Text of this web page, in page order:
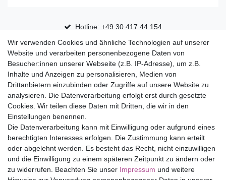
Hotline: +49 30 417 44 154
30 Tage Rückgaberecht
Versandfrei ab 75 € in Deutschland
Top Marken
Eduplay
Folia Bringmann
Shop
Mein Konto
Service
Wir verwenden Cookies und ähnliche Technologien auf unserer
Website und verarbeiten personenbezogene Daten von
Besucher:innen unserer Webseite (z.B. IP-Adresse), um z.B.
Inhalte und Anzeigen zu personalisieren, Medien von
Drittanbietern einzubinden oder Zugriffe auf unsere Website zu
analysieren. Die Datenverarbeitung erfolgt erst durch gesetzte
Cookies. Wir teilen diese Daten mit Dritten, die wir in den
Einstellungen benennen.
Die Datenverarbeitung kann mit Einwilligung oder aufgrund eines
berechtigten Interesses erfolgen. Die Zustimmung kann erteilt
oder abgelehnt werden. Es besteht das Recht, nicht einzuwilligen
und die Einwilligung zu einem späteren Zeitpunkt zu ändern oder
zu widerrufen. Beachten Sie unser Impressum und weitere